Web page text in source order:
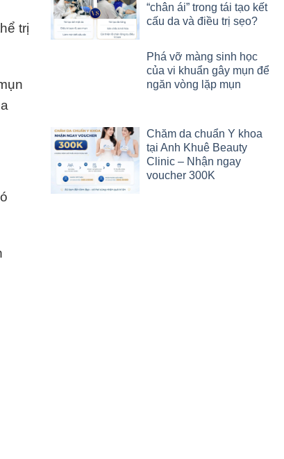
trị
“chân ái” trong tái tạo kết
cấu da và điều trị sẹo?
Phá vỡ màng sinh học
của vi khuẩn gây mụn để
ngăn vòng lặp mụn
Chăm da chuẩn Y khoa
tại Anh Khuê Beauty
Clinic – Nhận ngay
voucher 300K